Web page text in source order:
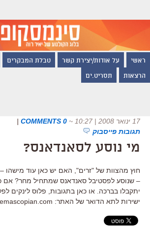
ראשי על אודות/יצירת קשר טבלת המבקרים
הרצאות תסריט.ים
17 ינואר 2008 | 10:27 ~
0 COMMENTS
|
תגובות פייסבוק
מי נוסע לסאנדאנס?
חוץ מהצוות של "זרים", האם יש כאן עוד מישהו
– שנוסע לפסטיבל סאנדאנס שמתחיל מחר? אם
יתקבלו בברכה. או כאן בתגובות, פלוס לינקים
ישירות לתא הדואר של האתר: yair@cinemascopian.com